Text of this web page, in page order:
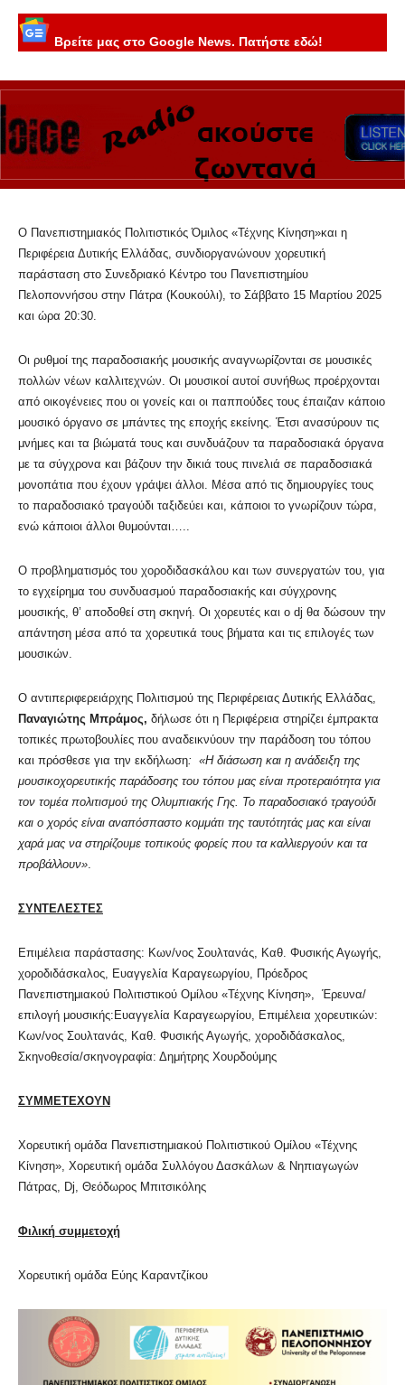
Βρείτε μας στο Google News. Πατήστε εδώ!
Ο Πανεπιστημιακός Πολιτιστικός Όμιλος «Τέχνης Κίνηση»και η
Περιφέρεια Δυτικής Ελλάδας, συνδιοργανώνουν χορευτική
παράσταση στο Συνεδριακό Κέντρο του Πανεπιστημίου
Πελοποννήσου στην Πάτρα (Κουκούλι), το Σάββατο 15 Μαρτίου 2025
και ώρα 20:30.
Οι ρυθμοί της παραδοσιακής μουσικής αναγνωρίζονται σε μουσικές
πολλών νέων καλλιτεχνών. Οι μουσικοί αυτοί συνήθως προέρχονται
από οικογένειες που οι γονείς και οι παππούδες τους έπαιζαν κάποιο
μουσικό όργανο σε μπάντες της εποχής εκείνης. Έτσι ανασύρουν τις
μνήμες και τα βιώματά τους και συνδυάζουν τα παραδοσιακά όργανα
με τα σύγχρονα και βάζουν την δικιά τους πινελιά σε παραδοσιακά
μονοπάτια που έχουν γράψει άλλοι. Μέσα από τις δημιουργίες τους
το παραδοσιακό τραγούδι ταξιδεύει και, κάποιοι το γνωρίζουν τώρα,
ενώ κάποιοι άλλοι θυμούνται…..
Ο προβληματισμός του χοροδιδασκάλου και των συνεργατών του, για
το εγχείρημα του συνδυασμού παραδοσιακής και σύγχρονης
μουσικής, θ’ αποδοθεί στη σκηνή. Οι χορευτές και ο dj θα δώσουν την
απάντηση μέσα από τα χορευτικά τους βήματα και τις επιλογές των
μουσικών.
O αντιπεριφερειάρχης Πολιτισμού της Περιφέρειας Δυτικής Ελλάδας,
Παναγιώτης Μπράμος, δήλωσε ότι η Περιφέρεια στηρίζει έμπρακτα
τοπικές πρωτοβουλίες που αναδεικνύουν την παράδοση του τόπου
και πρόσθεσε για την εκδήλωση: «Η διάσωση και η ανάδειξη της
μουσικοχορευτικής παράδοσης του τόπου μας είναι προτεραιότητα για
τον τομέα πολιτισμού της Ολυμπιακής Γης. Το παραδοσιακό τραγούδι
και ο χορός είναι αναπόσπαστο κομμάτι της ταυτότητάς μας και είναι
χαρά μας να στηρίζουμε τοπικούς φορείς που τα καλλιεργούν και τα
προβάλλουν»
ΣΥΝΤΕΛΕΣΤΕΣ
Επιμέλεια παράστασης: Κων/νος Σουλτανάς, Καθ. Φυσικής Αγωγής,
χοροδιδάσκαλος, Ευαγγελία Καραγεωργίου, Πρόεδρος
Πανεπιστημιακού Πολιτιστικού Ομίλου «Τέχνης Κίνηση», Έρευνα/
επιλογή μουσικής:Ευαγγελία Καραγεωργίου, Επιμέλεια χορευτικών:
Κων/νος Σουλτανάς, Καθ. Φυσικής Αγωγής, χοροδιδάσκαλος,
Σκηνοθεσία/σκηνογραφία: Δημήτρης Χουρδούμης
ΣΥΜΜΕΤΕΧΟΥΝ
Χορευτική ομάδα Πανεπιστημιακού Πολιτιστικού Ομίλου «Τέχνης
Κίνηση», Χορευτική ομάδα Συλλόγου Δασκάλων & Νηπιαγωγών
Πάτρας, Dj, Θεόδωρος Μπιτσικόλης
Φιλική συμμετοχή
Χορευτική ομάδα Εύης Καραντζίκου